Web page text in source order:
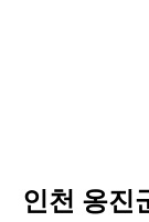
인천 옹진